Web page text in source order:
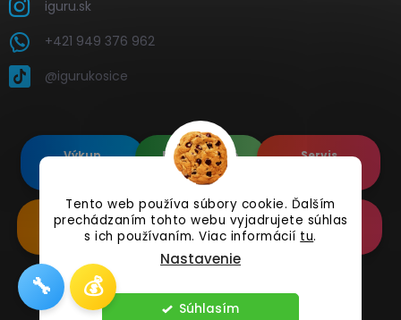
Tento web používa súbory cookie. Ďalším
prechádzaním tohto webu vyjadrujete súhlas
s ich používaním. Viac informácií tu.
Nastavenie
Súhlasím
iguru.sk
+421 949 376 962
@igurukosice
Výkup
Renovované
Apple's
Servis
Renovované
Samsung's
Doplnkové
Príslušenstvo
Online
Reklamácia
Copyright 2026 iguru.sk. Všetky práva vyhradené.
🔧 💰